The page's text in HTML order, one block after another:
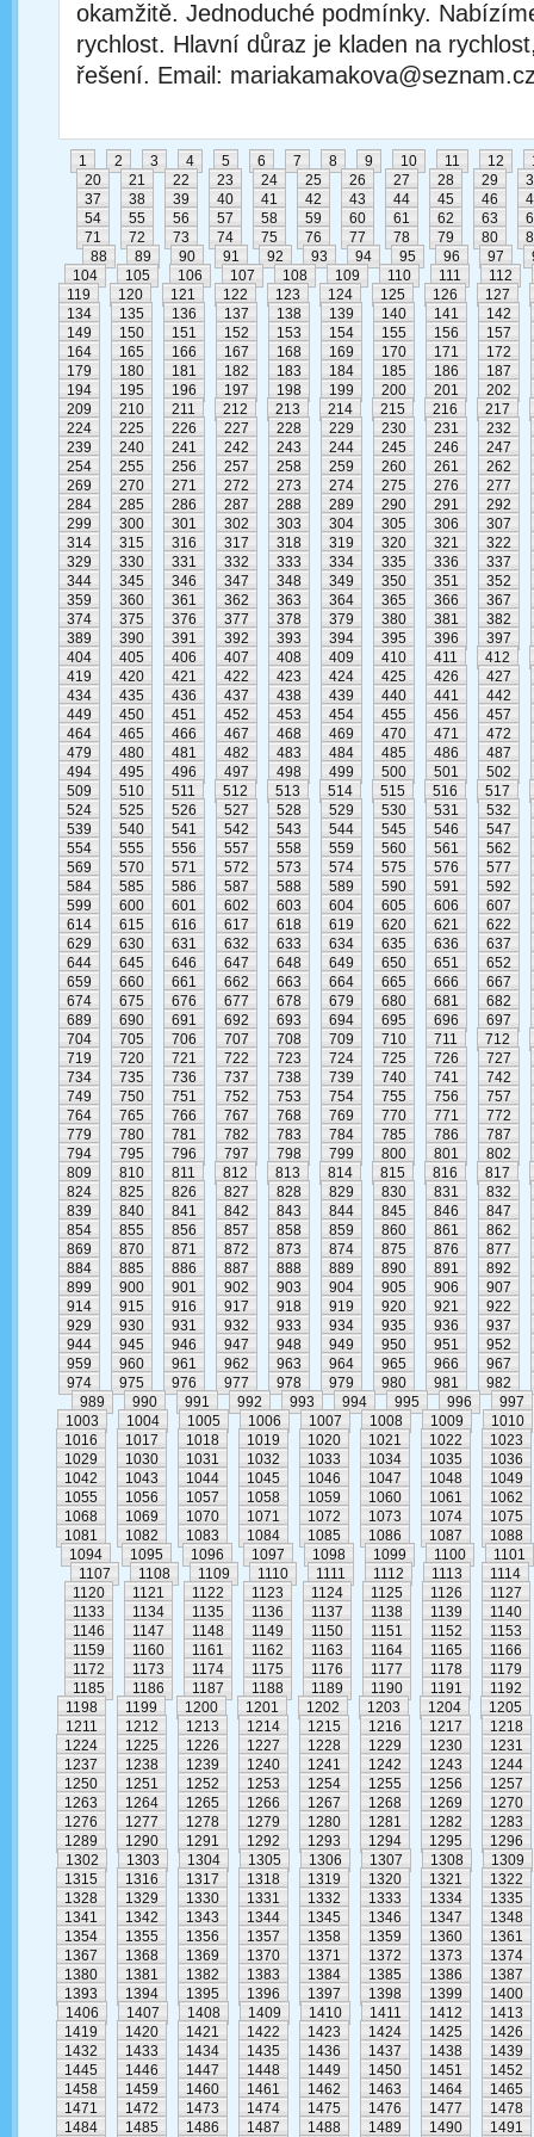
okamžitě. Jednoduché podmínky.
rychlost. Hlavní důraz je kladen na
řešení. Email:
1 2 3 4 5 6 7 8 9 10 11 12
20
21 22 23 24 25 26 27 28 29
37
38 39 40 41 42 43 44 45 46
54
55 56 57 58 59 60 61 62 63
71
72 73 74 75 76 77 78 79 80
88
89 90 91 92 93 94 95 96 97
104
105 106 107 108 109 110 111
112
119
120 121 122 123 124 125 126
127
134
135 136 137 138 139 140 141
142
149
150 151 152 153 154 155 156
157
164
165 166 167 168 169 170 171
172
179
180 181 182 183 184 185 186
187
194
195 196 197 198 199 200 201
202
209
210 211 212 213 214 215 216
217
224
225 226 227 228 229 230 231
232
239
240 241 242 243 244 245 246
247
254
255 256 257 258 259 260 261
262
269
270 271 272 273 274 275 276
277
284
285 286 287 288 289 290 291
292
299
300 301 302 303 304 305 306
307
314
315 316 317 318 319 320 321
322
329
330 331 332 333 334 335 336
337
344
345 346 347 348 349 350 351
352
359
360 361 362 363 364 365 366
367
374
375 376 377 378 379 380 381
382
389
390 391 392 393 394 395 396
397
404
405 406 407 408 409 410 411
412
419
420 421 422 423 424 425 426
427
434
435 436 437 438 439 440 441
442
449
450 451 452 453 454 455 456
457
464
465 466 467 468 469 470 471
472
479
480 481 482 483 484 485 486
487
494
495 496 497 498 499 500 501
502
509
510 511 512 513 514 515 516
517
524
525 526 527 528 529 530 531
532
539
540 541 542 543 544 545 546
547
554
555 556 557 558 559 560 561
562
569
570 571 572 573 574 575 576
577
584
585 586 587 588 589 590 591
592
599
600 601 602 603 604 605 606
607
614
615 616 617 618 619 620 621
622
629
630 631 632 633 634 635 636
637
644
645 646 647 648 649 650 651
652
659
660 661 662 663 664 665 666
667
674
675 676 677 678 679 680 681
682
689
690 691 692 693 694 695 696
697
704
705 706 707 708 709 710 711
712
719
720 721 722 723 724 725 726
727
734
735 736 737 738 739 740 741
742
749
750 751 752 753 754 755 756
757
764
765 766 767 768 769 770 771
772
779
780 781 782 783 784 785 786
787
794
795 796 797 798 799 800 801
802
809
810 811 812 813 814 815 816
817
824
825 826 827 828 829 830 831
832
839
840 841 842 843 844 845 846
847
854
855 856 857 858 859 860 861
862
869
870 871 872 873 874 875 876
877
884
885 886 887 888 889 890 891
892
899
900 901 902 903 904 905 906
907
914
915 916 917 918 919 920 921
922
929
930 931 932 933 934 935 936
937
944
945 946 947 948 949 950 951
952
959
960 961 962 963 964 965 966
967
974
975 976 977 978 979 980 981
982
989
990 991 992 993 994 995 996
997
1003
1004 1005 1006 1007 1008 1009
1010
1016
1017 1018 1019 1020 1021 1022
1023
1029
1030 1031 1032 1033 1034 1035
1036
1042
1043 1044 1045 1046 1047 1048
1049
1055
1056 1057 1058 1059 1060 1061
1062
1068
1069 1070 1071 1072 1073 1074
1075
1081
1082 1083 1084 1085 1086 1087
1088
1094
1095 1096 1097 1098 1099 1100
1101
1107
1108 1109 1110 1111 1112 1113
1114
1120
1121 1122 1123 1124 1125 1126
1127
1133
1134 1135 1136 1137 1138 1139
1140
1146
1147 1148 1149 1150 1151 1152
1153
1159
1160 1161 1162 1163 1164 1165
1166
1172
1173 1174 1175 1176 1177 1178
1179
1185
1186 1187 1188 1189 1190 1191
1192
1198
1199 1200 1201 1202 1203 1204
1205
1211
1212 1213 1214 1215 1216 1217
1218
1224
1225 1226 1227 1228 1229 1230
1231
1237
1238 1239 1240 1241 1242 1243
1244
1250
1251 1252 1253 1254 1255 1256
1257
1263
1264 1265 1266 1267 1268 1269
1270
1276
1277 1278 1279 1280 1281 1282
1283
1289
1290 1291 1292 1293 1294 1295
1296
1302
1303 1304 1305 1306 1307 1308
1309
1315
1316 1317 1318 1319 1320 1321
1322
1328
1329 1330 1331 1332 1333 1334
1335
1341
1342 1343 1344 1345 1346 1347
1348
1354
1355 1356 1357 1358 1359 1360
1361
1367
1368 1369 1370 1371 1372 1373
1374
1380
1381 1382 1383 1384 1385 1386
1387
1393
1394 1395 1396 1397 1398 1399
1400
1406
1407 1408 1409 1410 1411 1412
1413
1419
1420 1421 1422 1423 1424 1425
1426
1432
1433 1434 1435 1436 1437 1438
1439
1445
1446 1447 1448 1449 1450 1451
1452
1458
1459 1460 1461 1462 1463 1464
1465
1471
1472 1473 1474 1475 1476 1477
1478
1484
1485 1486 1487 1488 1489 1490
1491